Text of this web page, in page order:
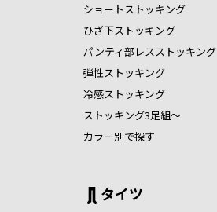
ショートストッキング
ひざ下ストッキング
パンティ部レスストッキング
弾性ストッキング
冷感ストッキング
ストッキング3足組～
カラー別で探す
タイツ